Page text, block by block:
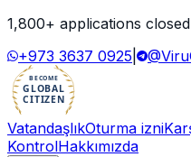
1,800+ applications
+973 3637 0925
BECOME
GLOBAL
CITIZEN
VatandaşlıkOturma izni
KontrolHakkımızda